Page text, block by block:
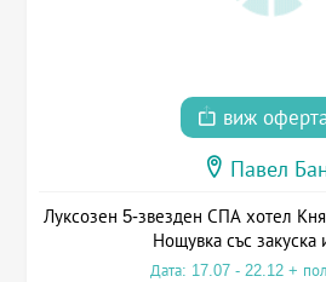
виж
Павел
Луксозен 5-звезден СПА хотел
Нощувка със закуска
Дата: 17.07 - 22.12 +